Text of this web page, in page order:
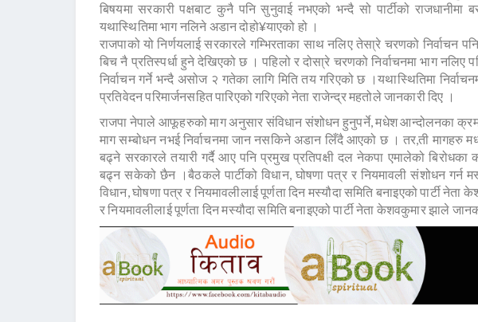
बिषयमा सरकारी पक्षबाट कुनै पनि सुनुवाई नभएको भन्दै सो पार्टीको राजधानीमा
यथास्थितिमा भाग नलिने अडान दोहो¥याएको हो ।
राजपाको यो निर्णयलाई सरकारले गम्भिरताका साथ नलिए तेसा्रे चरणको निर्वाचन
बिच नै प्रतिस्पर्धा हुने देखिएको छ । पहिलो र दोसा्रे चरणको निर्वाचनमा भाग
निर्वाचन गर्ने भन्दै असोज २ गतेका लागि मिति तय गरिएको छ ।यथास्थितिमा
प्रतिवेदन परिमार्जनसहित पारिएको गरिएको नेता राजेन्द्र महतोले जानकारी दिए ।
राजपा नेपाले आफूहरुको माग अनुसार संविधान संशोधन हुनुपर्ने, मधेश आन्दोलनका
माग सम्बोधन नभई निर्वाचनमा जान नसकिने अडान लिँदै आएको छ । तर,ती मागहरु
बढ्ने सरकारले तयारी गर्दै आए पनि प्रमुख प्रतिपक्षी दल नेकपा एमालेको
बढ्न सकेको छैन ।बैठकले पार्टीको विधान, घोषणा पत्र र नियमावली संशोधन गर्न
विधान, घोषणा पत्र र नियमावलीलाई पूर्णता दिन मस्यौदा समिति बनाइएको पार्टी
र नियमावलीलाई पूर्णता दिन मस्यौदा समिति बनाइएको पार्टी नेता केशवकुमार झाले